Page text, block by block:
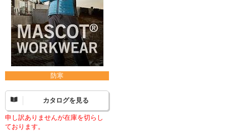
防寒
カタログを見る
申し訳ありませんが在庫を切らし
ております。